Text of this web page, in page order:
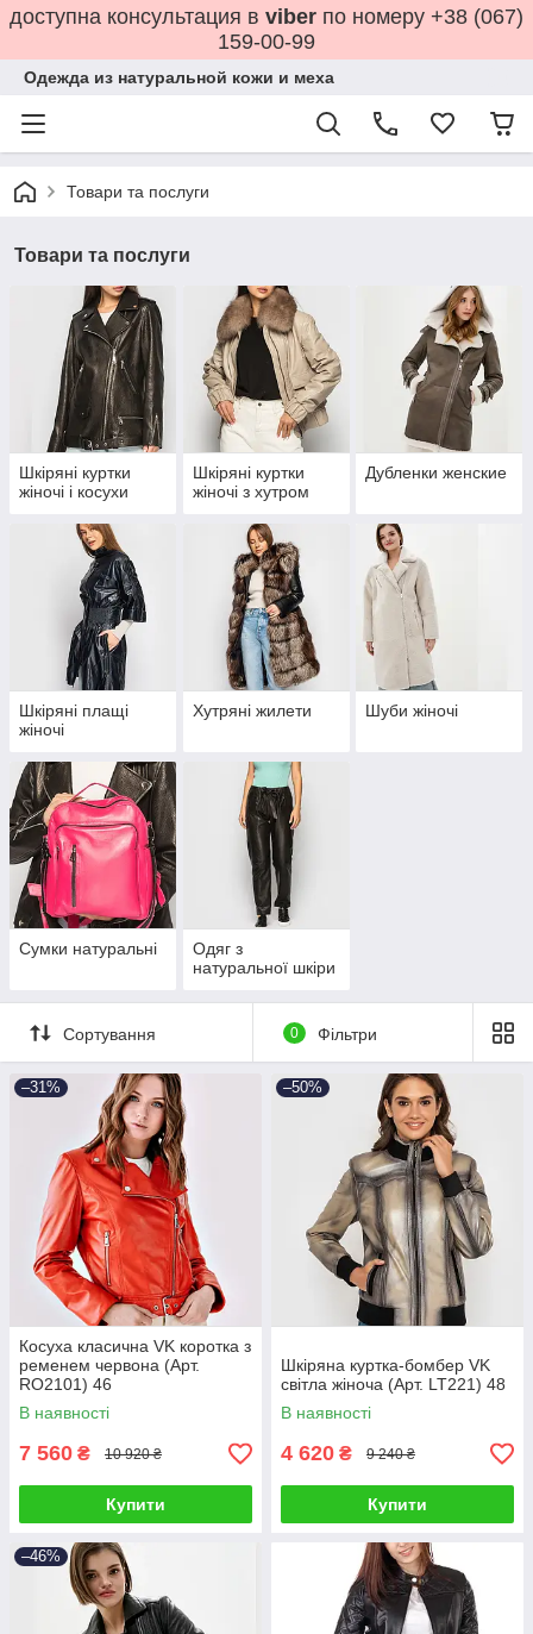
доступна консультация в viber по номеру +38 (067)
159-00-99
Одежда из натуральной кожи и меха
Товари та послуги
Товари та послуги
Шкіряні куртки
жіночі і косухи
Шкіряні куртки
жіночі з хутром
Дубленки женские
Шкіряні плащі
жіночі
Хутряні жилети Шуби жіночі
Сумки натуральні
Одяг з
натуральної шкіри
Сортування 0 Фільтри
–31%
Косуха класична VK коротка з
ременем червона (Арт.
RO2101) 46
В наявності
7 560 ₴ 10 920 ₴
Купити
–50%
Шкіряна куртка-бомбер VK
світла жіноча (Арт. LT221) 48
В наявності
4 620 ₴ 9 240 ₴
Купити
–46%